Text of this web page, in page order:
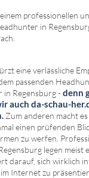
professionellen
in
eine verlässliche
passenden
in Regensburg - denn
auch da-schau-
Zum anderen macht
einen prüfenden
zu werfen.
legen meist
darauf, sich wirklich
Internet zu